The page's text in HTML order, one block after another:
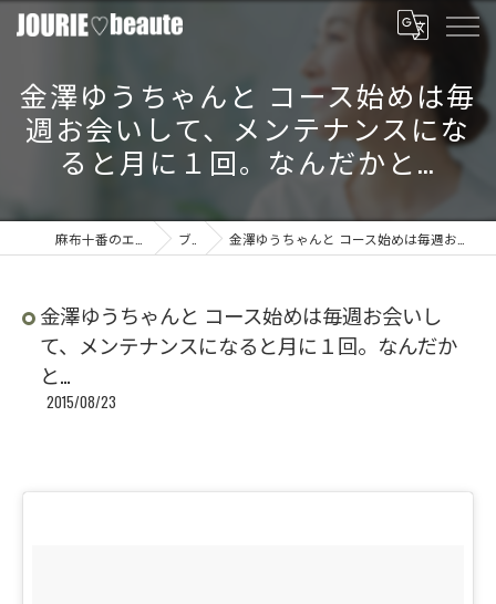
金澤ゆうちゃんと️ コース始めは毎
週お会いして、メンテナンスにな
ると月に１回。なんだかと…
ブログ 金澤ゆうちゃんと️ コース始めは毎週お会いして、メンテナンスになると月に１回。なんだかと…
金澤ゆうちゃんと️ コース始めは毎週お会いし
て、メンテナンスになると月に１回。なんだか
と…
2015/08/23